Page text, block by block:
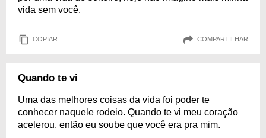
vida sem você.
COPIAR COMPARTILHAR
Quando te vi
Uma das melhores coisas da vida foi poder te
conhecer naquele rodeio. Quando te vi meu coração
acelerou, então eu soube que você era pra mim.